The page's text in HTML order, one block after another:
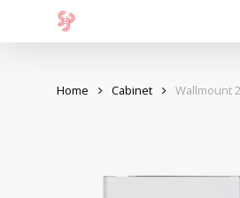
Home Cabinet Wallmount